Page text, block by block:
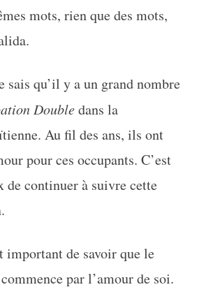
mots, rien que des mots,
sais qu’il y a un grand nombre
Doubledans la
Au fil des ans, ils ont
pour ces occupants. C’est
de continuer à suivre cette
important de savoir que le
par l’amour de soi.